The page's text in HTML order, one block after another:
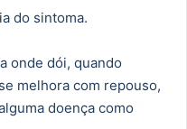
do sintoma.
onde dói, quando
melhora com repouso,
doença como